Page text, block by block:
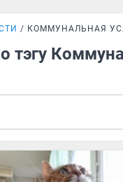
КОММУНАЛЬНАЯ
тэгу